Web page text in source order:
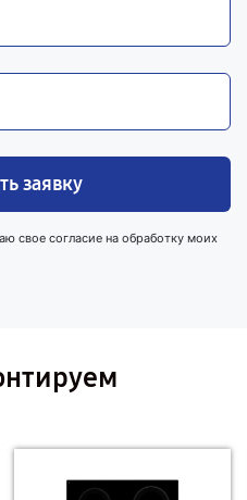
заявку
свое согласие на обработку моих